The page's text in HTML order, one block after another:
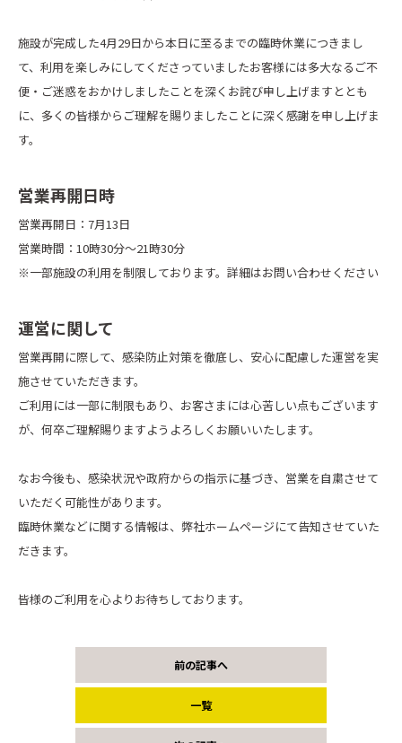
施設が完成した4月29日から本日に至るまでの臨時休業につきまし
て、利用を楽しみにしてくださっていましたお客様には多大なるご不
便・ご迷惑をおかけしましたことを深くお詫び申し上げますととも
に、多くの皆様からご理解を賜りましたことに深く感謝を申し上げま
す。
営業再開日時
営業再開日：7月13日
営業時間：10時30分～21時30分
※一部施設の利用を制限しております。詳細はお問い合わせください
運営に関して
営業再開に際して、感染防止対策を徹底し、安心に配慮した運営を実
施させていただきます。
ご利用には一部に制限もあり、お客さまには心苦しい点もございます
が、何卒ご理解賜りますようよろしくお願いいたします。
なお今後も、感染状況や政府からの指示に基づき、営業を自粛させて
いただく可能性があります。
臨時休業などに関する情報は、弊社ホームページにて告知させていた
だきます。
皆様のご利用を心よりお待ちしております。
前の記事へ
一覧